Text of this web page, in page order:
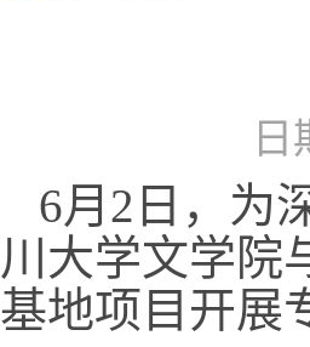
6月2日，为
川大学文学院
基地项目开展